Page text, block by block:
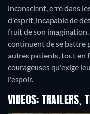
inconscient, erre dans
d'esprit, incapable de
fruit de son imagination.
continuent de se battre
autres patients, tout en
courageuses qu'exige
VIDEOS: TRAILERS,